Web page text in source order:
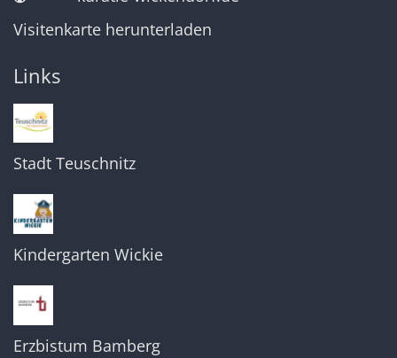
Visitenkarte herunterladen
Links
Stadt Teuschnitz
Kindergarten Wickie
Erzbistum Bamberg